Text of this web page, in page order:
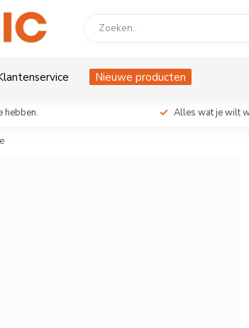
Nieuwe producten
hebben. Alles wat je wilt